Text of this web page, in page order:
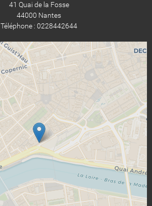
41 Quai de la Fosse
44000 Nantes
Téléphone : 0228442644